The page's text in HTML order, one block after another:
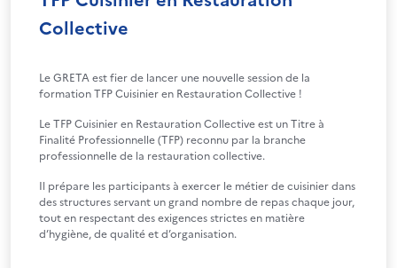
Collective
Le GRETA est fier de lancer une nouvelle session de la
formation TFP Cuisinier en Restauration Collective !
Le TFP Cuisinier en Restauration Collective est un Titre à
Finalité Professionnelle (TFP) reconnu par la branche
professionnelle de la restauration collective.
Il prépare les participants à exercer le métier de cuisinier dans
des structures servant un grand nombre de repas chaque jour,
tout en respectant des exigences strictes en matière
d’hygiène, de qualité et d’organisation.